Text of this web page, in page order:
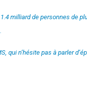
milliard de personnes de
qui n’hésite pas à parler